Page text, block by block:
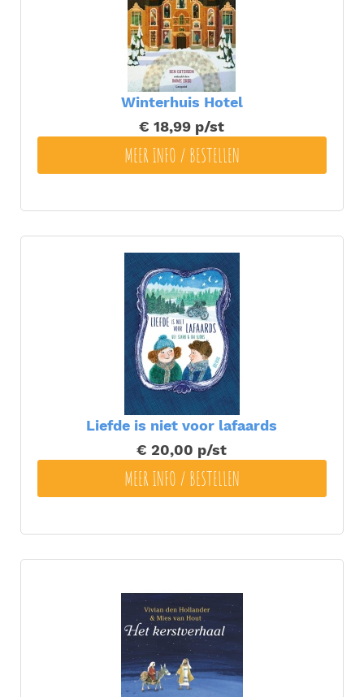
Winterhuis Hotel
€ 18,99 p/st
MEER INFO / BESTELLEN
Liefde is niet voor lafaards
€ 20,00 p/st
MEER INFO / BESTELLEN